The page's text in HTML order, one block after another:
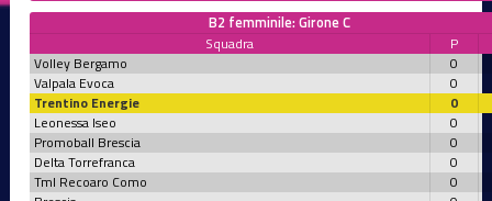
B2 femminile: Girone C
Squadra
P
Volley Bergamo
0
Valpala Evoca
0
Trentino Energie
0
Leonessa Iseo
0
Promoball Brescia
0
Delta Torrefranca
0
Tml Recoaro Como
0